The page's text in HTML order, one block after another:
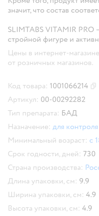
значит, что состав
SLIMTABS VITAMIR PRO
стройной фигуре и
Цены в интернет-
от розничных магазинов.
Код товара: 1001066214
Артикул: 00-00292282
Тип препарата: БАД
Назначение: для
Минимальный возраст: с
Срок годности, дней: 730
Страна производства:
Длина упаковки, см: 9.9
Ширина упаковки, см: 4.9
Высота упаковки, см: 4.9